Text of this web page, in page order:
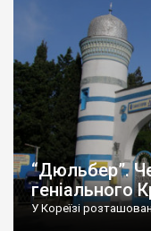
“Дюльбер”.
геніального
У Кореїзі